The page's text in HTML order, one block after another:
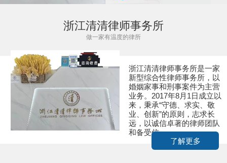
浙江清清律师事务所
做一家有温度的律所
浙江清清律师事务所是一家
新型综合性律师事务所，以
婚姻家事和刑事案件为主营
业务。2017年8月1日成立以
来，秉承“守德、求实、敬
业、创新”的原则，志求长
远，以诚信卓著的律师团队
和备受信...
了解更多